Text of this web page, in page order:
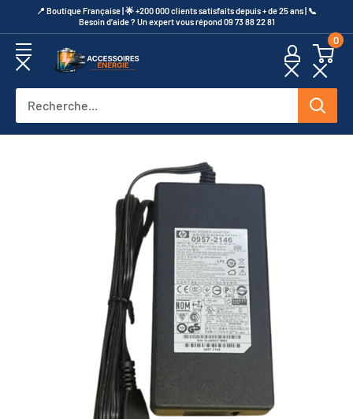
au
contenu
​📍​ Boutique Française | 🌟 +200 000 clients satisfaits depuis + de 25 ans | 📞​
Besoin d’aide ? Un expert vous répond 09 73 88 22 81
Accessoires
0